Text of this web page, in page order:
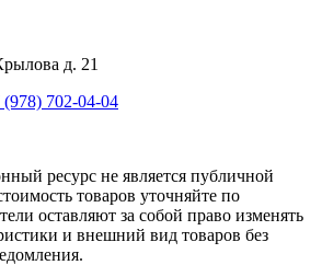
д. 21
(978) 702-04-04
ресурс не является публичной
товаров уточняйте по
оставляют за собой право изменять
и внешний вид товаров без